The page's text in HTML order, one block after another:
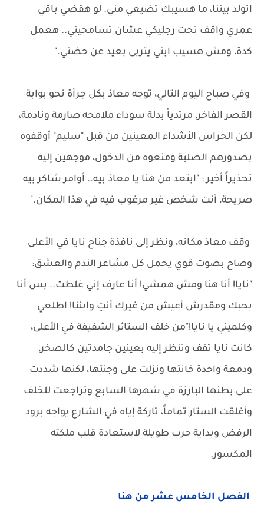
اتولد بيننا، ما هسيبك تضيعي مني. لو هقضي باقي
عمري واقف تحت رجليكي عشان تسامحيني.. هعمل
كدة، ومش هسيب ابني يتربى بعيد عن حضني."
وفي صباح اليوم التالي، توجه معاذ بكل جرأة نحو بوابة
القصر الفاخر، مرتدياً بدلة سوداء ملامحه صارمة ونادمة،
لكن الحراس الأشداء المعينين من قبل "سليم" أوقفوه
بصدورهم الصلبة ومنعوه من الدخول، موجهين إليه
تحذيراً أخير : "ابتعد من هنا يا معاذ بيه.. أوامر شاكر بيه
صريحة، أنت شخص غير مرغوب فيه في هذا المكان."
وقف معاذ مكانه، ونظر إلى نافذة جناح نايا في الأعلى
وصاح بصوت قوي يحمل كل مشاعر الندم والعشق:
"نايا! أنا هنا ومش همشي! أنا عارف إني غلطت.. بس أنا
بحبك ومقدرش أعيش من غيرك أنتِ وابننا! اطلعي
وكلميني يا نايا!"من خلف الستائر الشفيفة في الأعلى،
كانت نايا تقف وتنظر إليه بعينين جامدتين كالصخر،
ودمعة واحدة خانتها ونزلت على وجنتها، لكنها شددت
على بطنها البارزة في شهرها السابع وتراجعت للخلف
وأغلقت الستار تماماً، تاركة إياه في الشارع يواجه برود
الرفض وبداية حرب طويلة لاستعادة قلب ملكته
المكسور.
الفصل الخامس عشر من هنا